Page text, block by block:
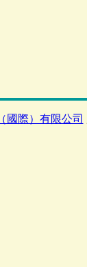
國際）有限公司